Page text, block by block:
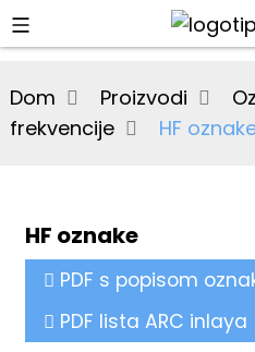
Dom Proizvodi
frekvencije
HF
HF oznake
PDF s popisom
PDF lista ARC inlaya